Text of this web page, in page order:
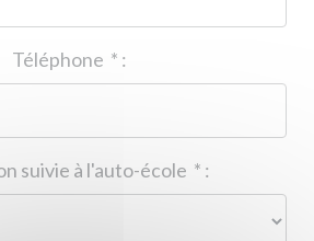
* :
* :